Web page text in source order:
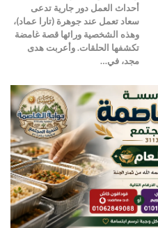
أحداث العمل دور جارية تدعى
سعاد تعمل عند جوهرة (تارا عماد)،
وهذه الشخصية ورائها قصة غامضة
تكشفها الحلقات. وأعربت هدى
مجد، في…